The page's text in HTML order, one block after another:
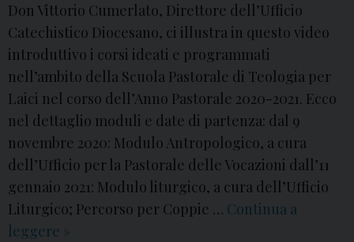
o
n
t
r
o
S
t
r
e
a
Don Vittorio Cumerlato, Direttore dell’Ufficio
Catechistico Diocesano, ci illustra in questo video
introduttivo i corsi ideati e programmati
nell’ambito della Scuola Pastorale di Teologia per
Laici nel corso dell’Anno Pastorale 2020-2021. Ecco
nel dettaglio moduli e date di partenza: dal 9
novembre 2020: Modulo Antropologico, a cura
dell’Ufficio per la Pastorale delle Vocazioni dall’11
gennaio 2021: Modulo liturgico, a cura dell’Ufficio
Liturgico; Percorso per Coppie … Continua a
leggere V»